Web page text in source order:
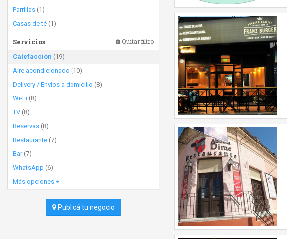
Parrillas (1)
Casas de té (1)
Servicios Quitar filtro
Calefacción (19)
Aire acondicionado (10)
Delivery / Envíos a domicilio (8)
Wi-Fi (8)
TV (8)
Reservas (8)
Restaurante (7)
Bar(7)
WhatsApp (6)
Más opciones
Publicá tu negocio